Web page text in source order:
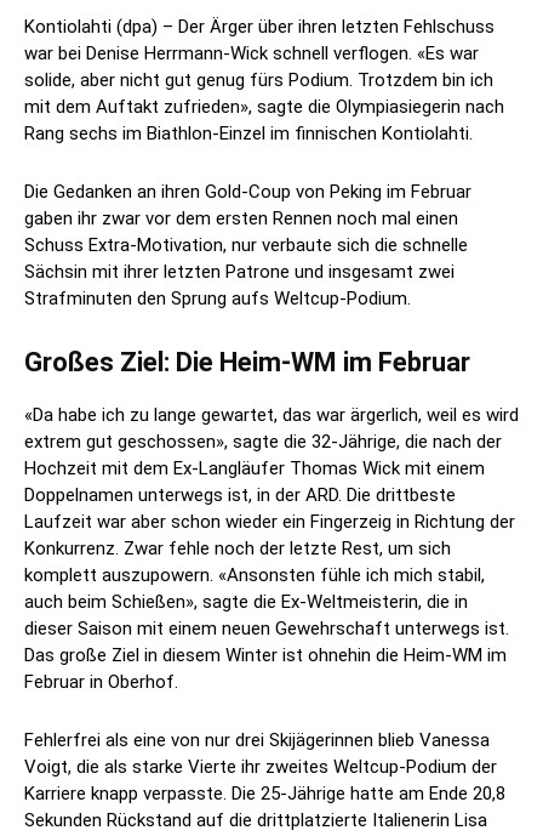
Kontiolahti (dpa) – Der Ärger über ihren letzten Fehlschuss
war bei Denise Herrmann-Wick schnell verflogen. «Es war
solide, aber nicht gut genug fürs Podium. Trotzdem bin ich
mit dem Auftakt zufrieden», sagte die Olympiasiegerin nach
Rang sechs im Biathlon-Einzel im finnischen Kontiolahti.
Die Gedanken an ihren Gold-Coup von Peking im Februar
gaben ihr zwar vor dem ersten Rennen noch mal einen
Schuss Extra-Motivation, nur verbaute sich die schnelle
Sächsin mit ihrer letzten Patrone und insgesamt zwei
Strafminuten den Sprung aufs Weltcup-Podium.
Großes Ziel: Die Heim-WM im Februar
«Da habe ich zu lange gewartet, das war ärgerlich, weil es wird
extrem gut geschossen», sagte die 32-Jährige, die nach der
Hochzeit mit dem Ex-Langläufer Thomas Wick mit einem
Doppelnamen unterwegs ist, in der ARD. Die drittbeste
Laufzeit war aber schon wieder ein Fingerzeig in Richtung der
Konkurrenz. Zwar fehle noch der letzte Rest, um sich
komplett auszupowern. «Ansonsten fühle ich mich stabil,
auch beim Schießen», sagte die Ex-Weltmeisterin, die in
dieser Saison mit einem neuen Gewehrschaft unterwegs ist.
Das große Ziel in diesem Winter ist ohnehin die Heim-WM im
Februar in Oberhof.
Fehlerfrei als eine von nur drei Skijägerinnen blieb Vanessa
Voigt, die als starke Vierte ihr zweites Weltcup-Podium der
Karriere knapp verpasste. Die 25-Jährige hatte am Ende 20,8
Sekunden Rückstand auf die drittplatzierte Italienerin Lisa